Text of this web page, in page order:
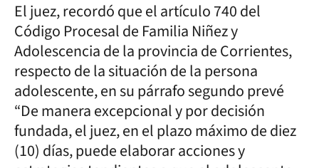
El juez, recordó que el artículo 740 del
Código Procesal de Familia Niñez y
Adolescencia de la provincia de Corrientes,
respecto de la situación de la persona
adolescente, en su párrafo segundo prevé
“De manera excepcional y por decisión
fundada, el juez, en el plazo máximo de diez
(10) días, puede elaborar acciones y